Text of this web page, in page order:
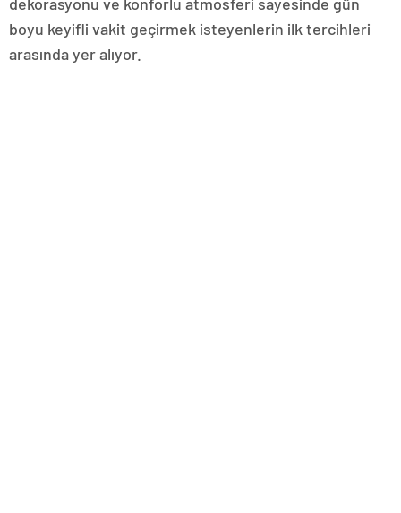
boyu keyifli vakit geçirmek isteyenlerin ilk tercihleri
arasında yer alıyor.